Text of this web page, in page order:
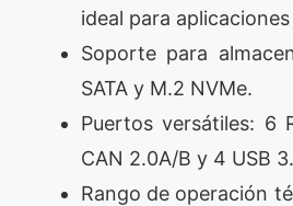
ideal para
Soporte para
SATA y M.2 NVMe.
Puertos versátiles: 6
CAN 2.0A/B y 4 USB
Rango de operación